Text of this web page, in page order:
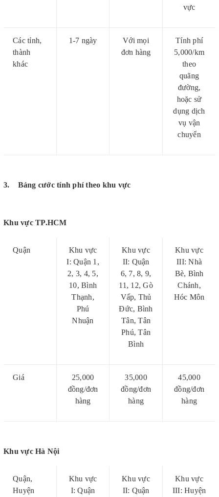
vực
Các tỉnh,
thành
khác
1-7 ngày
Với mọi
đơn hàng
Tính phí
5,000/km
theo
quãng
đường,
hoặc sử
dụng dịch
vụ vận
chuyển
3. Bảng cước tính phí theo khu vực
Khu vực TP.HCM
Quận
Khu vực
I: Quận 1,
2, 3, 4, 5,
10, Bình
Thạnh,
Phú
Nhuận
Khu vực
II: Quận
6, 7, 8, 9,
11, 12, Gò
Vấp, Thủ
Đức, Bình
Tân, Tân
Phú, Tân
Bình
Khu vực
III: Nhà
Bè, Bình
Chánh,
Hóc Môn
Giá
25,000
đồng/đơn
hàng
35,000
đồng/đơn
hàng
45,000
đồng/đơn
hàng
Khu vực Hà Nội
Quận,
Huyện
Khu vực
I: Quận
Khu vực
II: Quận
Khu vực
III: Huyện